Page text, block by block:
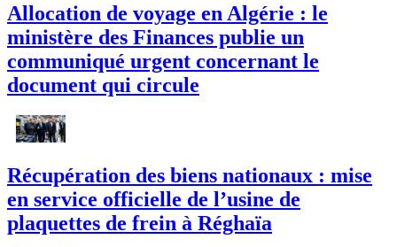
Allocation de voyage en Algérie : le
ministère des Finances publie un
communiqué urgent concernant le
document qui circule
Récupération des biens nationaux : mise
en service officielle de l’usine de
plaquettes de frein à Réghaïa